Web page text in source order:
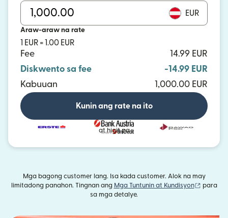
EUR
Araw-araw na rate
1 EUR = 1.00 EUR
Fee
14.99 EUR
Diskwento sa fee
-14.99 EUR
Kabuuan
1,000.00 EUR
Kunin ang rate na ito
at higit pa
Mga bagong customer lang. Isa kada customer. Alok na may
limitadong panahon. Tingnan ang Mga Tuntunin at Kundisyon
para
sa mga detalye.